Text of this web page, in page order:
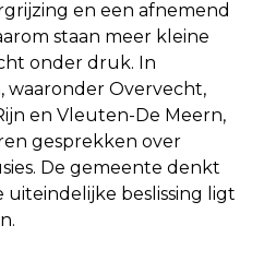
en een afnemend
staan meer kleine
onder druk. In
waaronder Overvecht,
en Vleuten-De Meern,
gesprekken over
De gemeente denkt
uiteindelijke beslissing ligt